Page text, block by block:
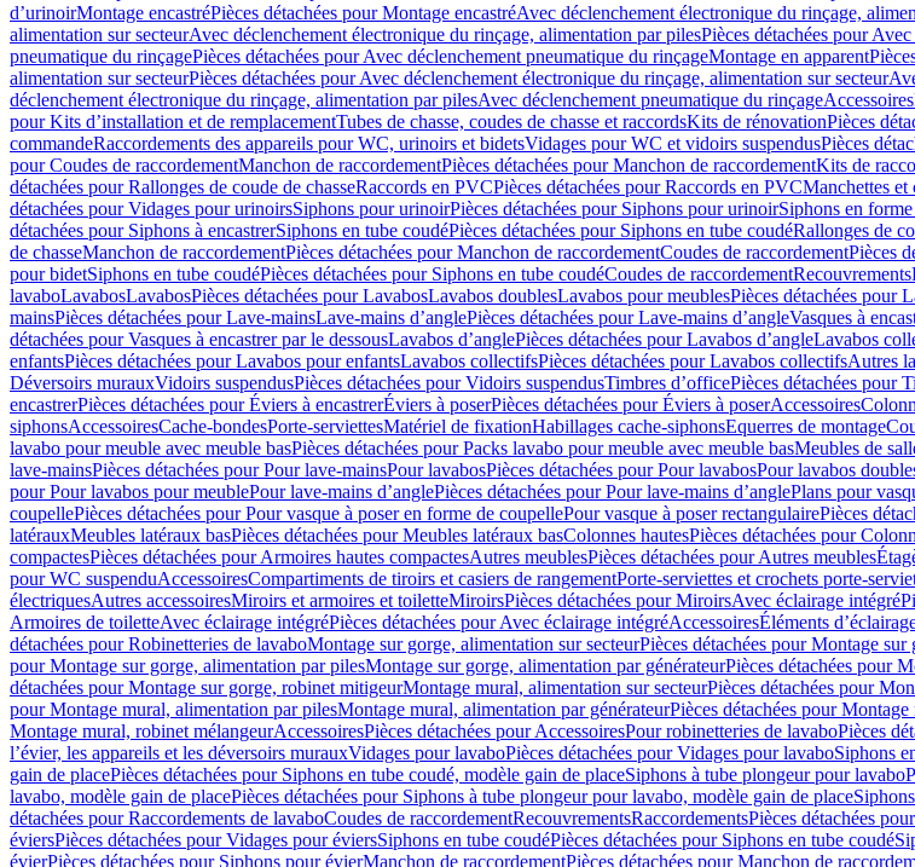
dʼurinoirMontage encastréPièces détachées pour Montage encastréAvec déclenchement électronique du rinçage,
alimentation sur secteurAvec déclenchement électronique du rinçage, alimentation par pilesPièces détachées pour
pneumatique du rinçagePièces détachées pour Avec déclenchement pneumatique du rinçageMontage en apparent
alimentation sur secteurPièces détachées pour Avec déclenchement électronique du rinçage, alimentation sur secteur
déclenchement électronique du rinçage, alimentation par pilesAvec déclenchement pneumatique du rinçageAccessoires
pour Kits d’installation et de remplacementTubes de chasse, coudes de chasse et raccordsKits de rénovationPièces
commandeRaccordements des appareils pour WC, urinoirs et bidetsVidages pour WC et vidoirs suspendusPièces
pour Coudes de raccordementManchon de raccordementPièces détachées pour Manchon de raccordementKits de
détachées pour Rallonges de coude de chasseRaccords en PVCPièces détachées pour Raccords en PVCManchettes et
détachées pour Vidages pour urinoirsSiphons pour urinoirPièces détachées pour Siphons pour urinoirSiphons en forme
détachées pour Siphons à encastrerSiphons en tube coudéPièces détachées pour Siphons en tube coudéRallonges de
de chasseManchon de raccordementPièces détachées pour Manchon de raccordementCoudes de raccordementPièces
pour bidetSiphons en tube coudéPièces détachées pour Siphons en tube coudéCoudes de raccordementRecouvrements
lavaboLavabosLavabosPièces détachées pour LavabosLavabos doublesLavabos pour meublesPièces détachées pour
mainsPièces détachées pour Lave-mainsLave-mains d’anglePièces détachées pour Lave-mains d’angleVasques à
détachées pour Vasques à encastrer par le dessousLavabos d’anglePièces détachées pour Lavabos d’angleLavabos
enfantsPièces détachées pour Lavabos pour enfantsLavabos collectifsPièces détachées pour Lavabos collectifsAutres
Déversoirs murauxVidoirs suspendusPièces détachées pour Vidoirs suspendusTimbres dʼofficePièces détachées pour
encastrerPièces détachées pour Éviers à encastrerÉviers à poserPièces détachées pour Éviers à poserAccessoires
siphonsAccessoiresCache-bondesPorte-serviettesMatériel de fixationHabillages cache-siphonsEquerres de montage
lavabo pour meuble avec meuble basPièces détachées pour Packs lavabo pour meuble avec meuble basMeubles de
lave-mainsPièces détachées pour Pour lave-mainsPour lavabosPièces détachées pour Pour lavabosPour lavabos
pour Pour lavabos pour meublePour lave-mains d’anglePièces détachées pour Pour lave-mains d’anglePlans pour
coupellePièces détachées pour Pour vasque à poser en forme de coupellePour vasque à poser rectangulairePièces
latérauxMeubles latéraux basPièces détachées pour Meubles latéraux basColonnes hautesPièces détachées pour
compactesPièces détachées pour Armoires hautes compactesAutres meublesPièces détachées pour Autres meubles
pour WC suspenduAccessoiresCompartiments de tiroirs et casiers de rangementPorte-serviettes et crochets porte-
électriquesAutres accessoiresMiroirs et armoires et toiletteMiroirsPièces détachées pour MiroirsAvec éclairage intégré
Armoires de toiletteAvec éclairage intégréPièces détachées pour Avec éclairage intégréAccessoiresÉléments
détachées pour Robinetteries de lavaboMontage sur gorge, alimentation sur secteurPièces détachées pour Montage
pour Montage sur gorge, alimentation par pilesMontage sur gorge, alimentation par générateurPièces détachées pour
détachées pour Montage sur gorge, robinet mitigeurMontage mural, alimentation sur secteurPièces détachées pour
pour Montage mural, alimentation par pilesMontage mural, alimentation par générateurPièces détachées pour
Montage mural, robinet mélangeurAccessoiresPièces détachées pour AccessoiresPour robinetteries de lavaboPièces
l’évier, les appareils et les déversoirs murauxVidages pour lavaboPièces détachées pour Vidages pour lavaboSiphons
gain de placePièces détachées pour Siphons en tube coudé, modèle gain de placeSiphons à tube plongeur pour lavabo
lavabo, modèle gain de placePièces détachées pour Siphons à tube plongeur pour lavabo, modèle gain de place
détachées pour Raccordements de lavaboCoudes de raccordementRecouvrementsRaccordementsPièces détachées
éviersPièces détachées pour Vidages pour éviersSiphons en tube coudéPièces détachées pour Siphons en tube coudé
évierPièces détachées pour Siphons pour évierManchon de raccordementPièces détachées pour Manchon de